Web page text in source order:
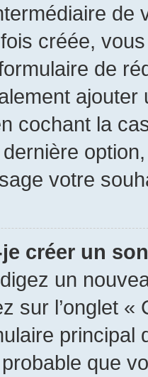
fois créée,
de
cochant la
votre
créer un
un
sur l’onglet
principal
que